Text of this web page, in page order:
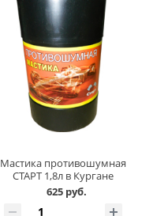
Мастика противошумная
СТАРТ 1,8л в Кургане
625 руб.